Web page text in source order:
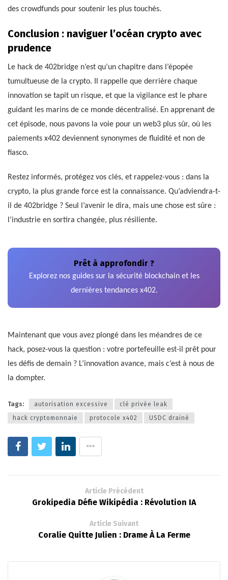
des crowdfunds pour soutenir les plus touchés.
Conclusion : naviguer l’océan crypto avec
prudence
Le hack de 402bridge n’est qu’un chapitre dans l’épopée
tumultueuse de la crypto. Il rappelle que derrière chaque
innovation se tapit un risque, et que la vigilance est le phare
guidant les marins de ce monde décentralisé. En apprenant de
cet épisode, nous pavons la voie pour un web3 plus sûr, où les
paiements x402 deviennent synonymes de fluidité et non de
fiasco.
Restez informés, protégez vos clés, et rappelez-vous : dans la
crypto, la plus grande force est la connaissance. Qu’adviendra-t-
il de 402bridge ? Seul l’avenir le dira, mais une chose est sûre :
l’industrie en sortira changée, plus résiliente.
Prêt à approfondir ?
Explorez nos guides sur la sécurité blockchain et les
dernières tendances x402.
Maintenant que vous avez plongé dans les méandres de ce
hack, posez-vous la question : votre portefeuille est-il prêt pour
les défis de demain ? L’innovation avance, mais c’est à nous de
la dompter.
Tags: autorisation excessive
clé privée leak
hack cryptomonnaie
protocole x402 USDC drainé
Article Précédent
Grokipedia Défie Wikipédia : Révolution IA
Article Suivant
Coralie Quitte Julien : Drame À La Ferme